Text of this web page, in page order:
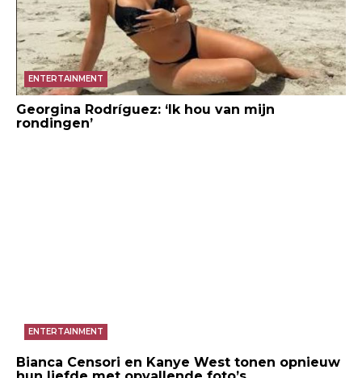
ENTERTAINMENT
Georgina Rodríguez: ‘Ik hou van mijn
rondingen’
ENTERTAINMENT
Bianca Censori en Kanye West tonen opnieuw